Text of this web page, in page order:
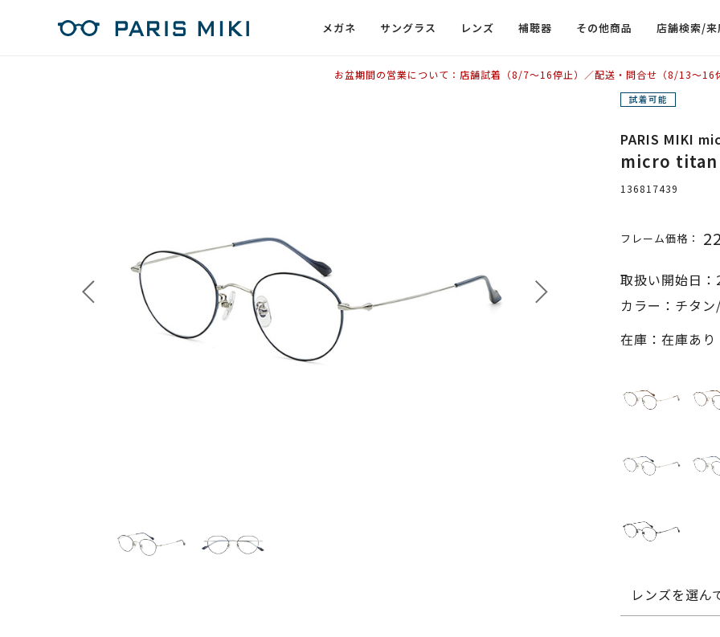
メガネ サングラス レンズ 補聴器 その他商品 店舗検索/
お盆期間の営業について：店舗試着（8/7〜16停止）／配送・問合せ（8/13〜16
PARIS MIKI
micro titan
136817439
フレーム価格：
取扱い開始日
カラー：チタ
在庫：在庫あり
レンズを選ん